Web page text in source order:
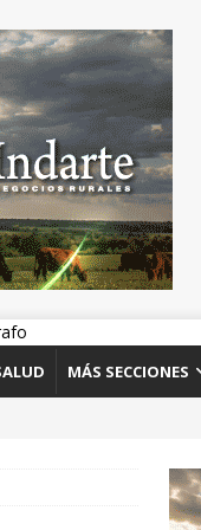
MÁS SECCIONES